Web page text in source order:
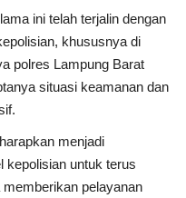
ini telah terjalin dengan
khususnya di
polres Lampung Barat
situasi keamanan dan
menjadi
kepolisian untuk terus
pelayanan